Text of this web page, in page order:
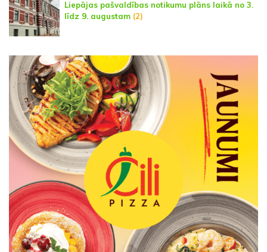
Liepājas pašvaldības notikumu plāns laikā no 3.
līdz 9. augustam (2)